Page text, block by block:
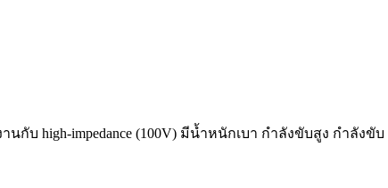
นกับ high-impedance (100V) มีน้ำหนักเบา กำลังขับสูง กำลังขับ